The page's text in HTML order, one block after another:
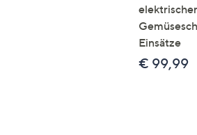
elektrischer
Einsätze
€ 99,99